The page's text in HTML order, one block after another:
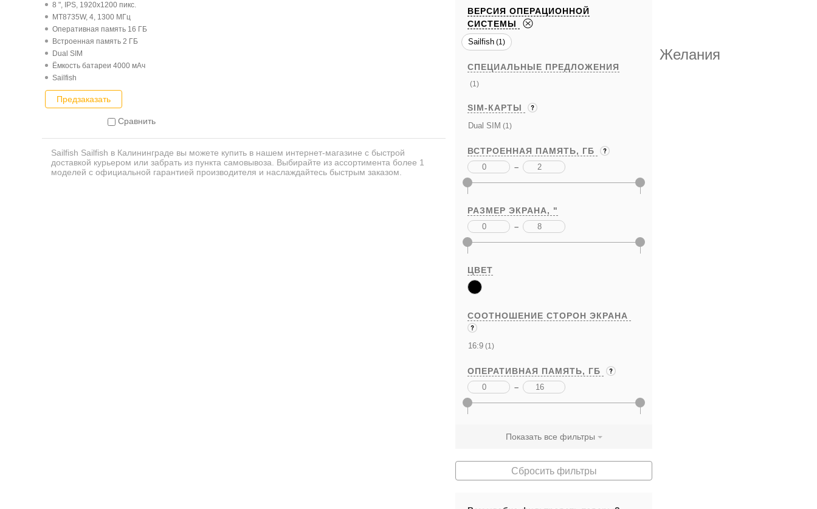
Sailfish Sailfish в Калининграде вы можете купить в нашем интернет-магазине с быстрой
доставкой курьером или забрать из пункта самовывоза. Выбирайте из ассортимента более 1
моделей с официальной гарантией производителя и наслаждайтесь быстрым заказом.
8 ", IPS, 1920x1200 пикс.
MT8735W, 4, 1300 МГц
Оперативная память 16 ГБ
Встроенная память 2 ГБ
Dual SIM
Ёмкость батареи 4000 мАч
Sailfish
Предзаказать
Сравнить
ВЕРСИЯ ОПЕРАЦИОННОЙ
СИСТЕМЫ
Sailfish (1)
СПЕЦИАЛЬНЫЕ ПРЕДЛОЖЕНИЯ
(1)
SIM-КАРТЫ
Dual SIM (1)
ВСТРОЕННАЯ ПАМЯТЬ, ГБ
–
РАЗМЕР ЭКРАНА, "
–
ЦВЕТ
СООТНОШЕНИЕ СТОРОН ЭКРАНА
16:9 (1)
ОПЕРАТИВНАЯ ПАМЯТЬ, ГБ
–
Показать все фильтры
Сбросить фильтры
Желания